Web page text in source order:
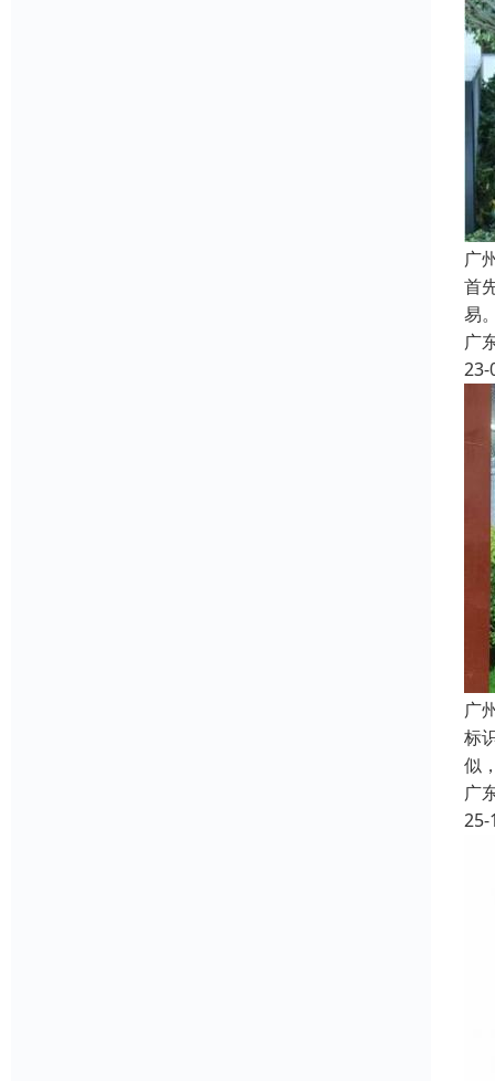
广
首
易
广
23-
广
标
似
广
25-